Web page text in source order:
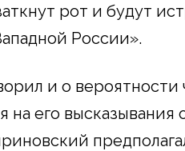
рот и будут
России».
и о вероятности
на его высказывания